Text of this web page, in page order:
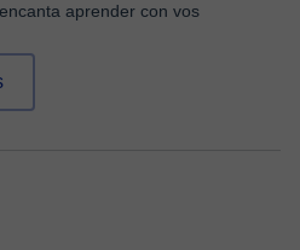
aprender con vos